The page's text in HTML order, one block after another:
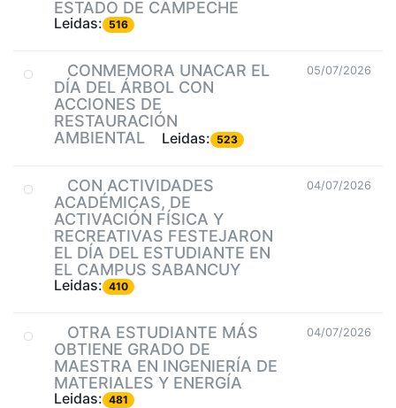
ESTADO DE CAMPECHE
Leidas: 516
CONMEMORA UNACAR EL
DÍA DEL ÁRBOL CON
ACCIONES DE
RESTAURACIÓN
AMBIENTAL
Leidas: 523
05/07/2026
CON ACTIVIDADES
ACADÉMICAS, DE
ACTIVACIÓN FÍSICA Y
RECREATIVAS FESTEJARON
EL DÍA DEL ESTUDIANTE EN
EL CAMPUS SABANCUY
Leidas: 410
04/07/2026
OTRA ESTUDIANTE MÁS
OBTIENE GRADO DE
MAESTRA EN INGENIERÍA DE
MATERIALES Y ENERGÍA
Leidas: 481
04/07/2026